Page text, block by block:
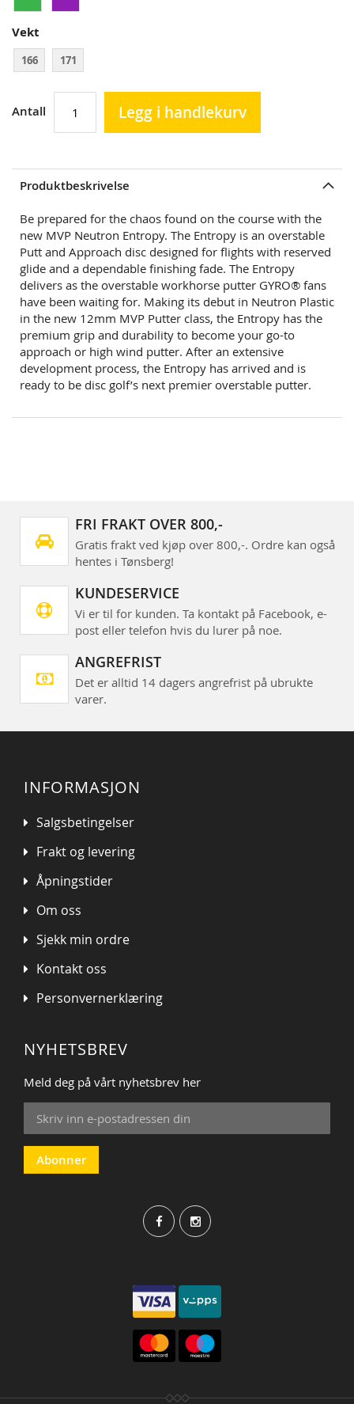
Vekt
166 171
Antall Legg i handlekurv
Produktbeskrivelse
Be prepared for the chaos found on the course with the
new MVP Neutron Entropy. The Entropy is an overstable
Putt and Approach disc designed for flights with reserved
glide and a dependable finishing fade. The Entropy
delivers as the overstable workhorse putter GYRO® fans
have been waiting for. Making its debut in Neutron Plastic
in the new 12mm MVP Putter class, the Entropy has the
premium grip and durability to become your go-to
approach or high wind putter. After an extensive
development process, the Entropy has arrived and is
ready to be disc golf’s next premier overstable putter.
FRI FRAKT OVER 800,-
Gratis frakt ved kjøp over 800,-. Ordre kan også
hentes i Tønsberg!
KUNDESERVICE
Vi er til for kunden. Ta kontakt på Facebook, e-
post eller telefon hvis du lurer på noe.
ANGREFRIST
Det er alltid 14 dagers angrefrist på ubrukte
varer.
INFORMASJON
Salgsbetingelser
Frakt og levering
Åpningstider
Om oss
Sjekk min ordre
Kontakt oss
Personvernerklæring
NYHETSBREV
Meld deg på vårt nyhetsbrev her
Sign
Up
for
Our
Newsletter:
Abonner